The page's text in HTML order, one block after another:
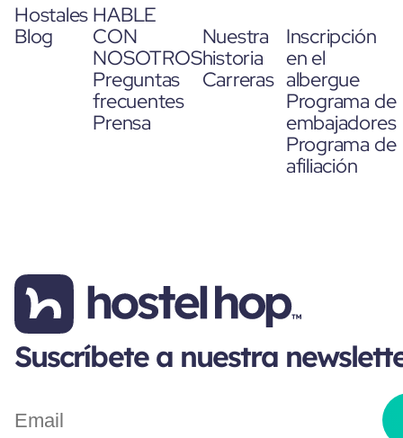
Hostales
Blog
HABLE
CON
NOSOTROS
Preguntas
frecuentes
Prensa
Nuestra
historia
Carreras
Inscripción
en el
albergue
Programa de
embajadores
Programa de
afiliación
Suscríbete a nuestra